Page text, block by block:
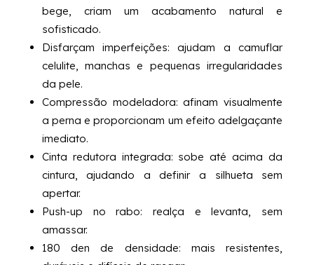
bege, criam um acabamento natural e
sofisticado.
Disfarçam imperfeições: ajudam a camuflar
celulite, manchas e pequenas irregularidades
da pele.
Compressão modeladora: afinam visualmente
a perna e proporcionam um efeito adelgaçante
imediato.
Cinta redutora integrada: sobe até acima da
cintura, ajudando a definir a silhueta sem
apertar.
Push-up no rabo: realça e levanta, sem
amassar.
180 den de densidade: mais resistentes,